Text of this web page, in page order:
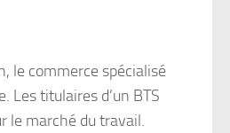
le commerce spécialisé
Les titulaires d’un BTS
le marché du travail.